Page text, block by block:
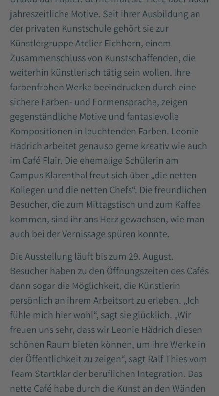
jahreszeitliche Motive. Seit ihrer Ausbildung an
der privaten Kunstschule gehört sie zur
Künstlergruppe Atelier Eichhorn, einem
Zusammenschluss von Kunstschaffenden, die
weiterhin künstlerisch tätig sein wollen. Ihre
farbenfrohen Werke beeindrucken durch eine
sichere Farben- und Formensprache, zeigen
gegenständliche Motive und fantasievolle
Kompositionen in leuchtenden Farben. Leonie
Hädrich arbeitet genauso gerne kreativ wie auch
im Café Flair. Die ehemalige Schülerin am
Campus Klarenthal freut sich über „die netten
Kollegen und die netten Chefs“. Die freundlichen
Besucher, die zum Mittagstisch und zum Kaffee
kommen, sind ihr ans Herz gewachsen, wie man
auch bei der Vernissage spüren konnte.
Die Ausstellung läuft bis zum 29. August.
Besucher haben zu den Öffnungszeiten des Cafés
dann sogar die Möglichkeit, die Künstlerin
persönlich an ihrem Arbeitsort zu erleben. „Ich
fühle mich hier wohl“, sagt sie glücklich. „Wir
freuen uns sehr, dass wir Leonie Hädrich diesen
schönen Raum bieten können, um ihre Werke in
der Öffentlichkeit zu zeigen“, sagt Ralf Thies vom
Team Startklar der beruflichen Integration. Das
nette Café habe durch die Kunst an den Wänden